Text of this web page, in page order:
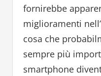
fornirebbe
miglioramenti
cosa che
sempre più
smartphone